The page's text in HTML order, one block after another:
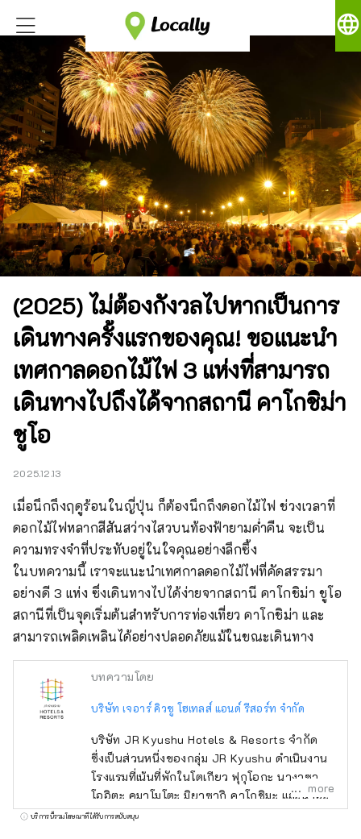
language
(2025) ไม่ต้องกังวลไปหากเป็นการ
เดินทางครั้งแรกของคุณ! ขอแนะนำ
เทศกาลดอกไม้ไฟ 3 แห่งที่สามารถ
เดินทางไปถึงได้จากสถานี คาโกชิม่า
ชูโอ
2025.12.13
เมื่อนึกถึงฤดูร้อนในญี่ปุ่น ก็ต้องนึกถึงดอกไม้ไฟ ช่วงเวลาที่
ดอกไม้ไฟหลากสีสันสว่างไสวบนท้องฟ้ายามค่ำคืน จะเป็น
ความทรงจำที่ประทับอยู่ในใจคุณอย่างลึกซึ้ง
ในบทความนี้ เราจะแนะนำเทศกาลดอกไม้ไฟที่คัดสรรมา
อย่างดี 3 แห่ง ซึ่งเดินทางไปได้ง่ายจากสถานี คาโกชิม่า ชูโอ
สถานีที่เป็นจุดเริ่มต้นสำหรับการท่องเที่ยว คาโกชิม่า และ
สามารถเพลิดเพลินได้อย่างปลอดภัยแม้ในขณะเดินทาง
บทความโดย
บริษัท เจอาร์ คิวชู โฮเทลส์ แอนด์ รีสอร์ท จำกัด
บริษัท JR Kyushu Hotels & Resorts จำกัด
ซึ่งเป็นส่วนหนึ่งของกลุ่ม JR Kyushu ดำเนินงาน
โรงแรมที่เน้นที่พักในโตเกียว ฟุกุโอกะ นางาซากิ
โออิตะ คุมาโมโตะ มิยาซากิ คาโกชิมะ และนาฮะ
เรายังดำเนินกิจการโรงแรมน้ำพุร้อนในเมืองเบปปุ
more
บริการนี้รวมโฆษณาที่ได้รับการสนับสนุน